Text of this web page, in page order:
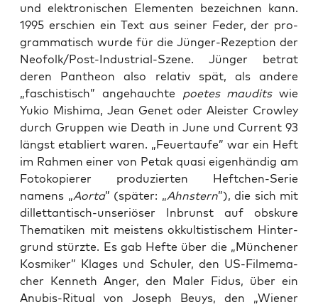
und elek­tro­ni­schen Ele­men­ten bezeich­nen kann.
1995 erschien ein Text aus sei­ner Feder, der pro­
gram­ma­tisch wur­de für die Jün­ger-Rezep­ti­on der
Neo­fol­k/­Post-Indus­tri­al-Sze­ne. Jün­ger betrat
deren Pan­the­on also rela­tiv spät, als ande­re
„faschis­tisch” ange­hauch­te poe­tes mau­ditswie
Yukio Mishi­ma, Jean Genet oder Aleis­ter Crow­ley
durch Grup­pen wie Death in June und Cur­rent 93
längst eta­bliert waren. „Feu­er­tau­fe” war ein Heft
im Rah­men einer von Petak qua­si eigen­hän­dig am
Foto­ko­pie­rer pro­du­zier­ten Heft­chen-Serie
namens „Aor­ta” (spä­ter: „Ahn­stern”), die sich mit
dil­let­tan­tisch-unse­riö­ser Inbrunst auf obsku­re
The­ma­ti­ken mit meis­tens okkul­tis­ti­schem Hin­ter­
grund stürz­te. Es gab Hef­te über die „Mün­che­ner
Kos­mi­ker” Kla­ges und Schul­er, den US-Fil­me­ma­
cher Ken­neth Anger, den Maler Fidus, über ein
Anu­bis-Ritu­al von Joseph Beuys, den „Wie­ner